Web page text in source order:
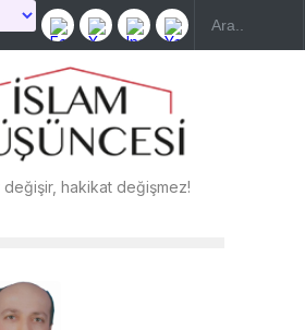
değişir, hakikat değişmez!